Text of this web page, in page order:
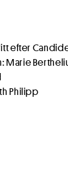
efter
Marie
Philipp